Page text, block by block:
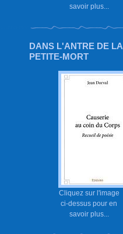
savoir plus...
DANS L'ANTRE DE LA
PETITE-MORT
Cliquez sur l'image
ci-dessus pour en
savoir plus...